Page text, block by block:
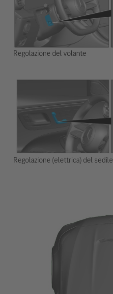
Regolazione del volante
Regolazione (elettrica) del sedile